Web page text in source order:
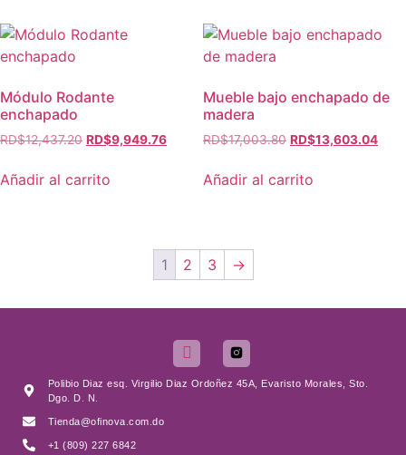
Módulo Rodante
enchapado
RD$12,437.20 RD$9,949.76
Añadir al carrito
Mueble bajo enchapado de
madera
RD$17,003.80 RD$13,603.04
Añadir al carrito
1 2 3 →
Polibio Diaz esq. Virgilio Diaz Ordoñez 45A, Evaristo Morales, Sto.
Dgo. D. N.
Tienda@ofinova.com.do
+1 (809) 227 6842